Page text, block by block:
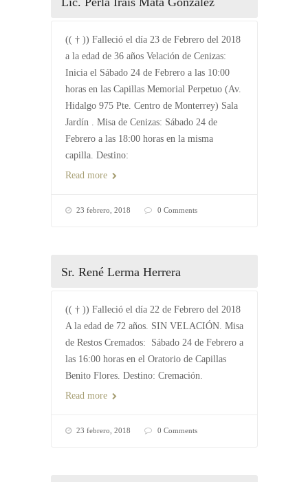
(( † )) Falleció el día 23 de Febrero del 2018
a la edad de 36 años Velación de Cenizas:
Inicia el Sábado 24 de Febrero a las 10:00
horas en las Capillas Memorial Perpetuo (Av.
Hidalgo 975 Pte. Centro de Monterrey) Sala
Jardín . Misa de Cenizas: Sábado 24 de
Febrero a las 18:00 horas en la misma
capilla. Destino:
Read more
23 febrero, 2018 0 Comments
Sr. René Lerma Herrera
(( † )) Falleció el día 22 de Febrero del 2018
A la edad de 72 años. SIN VELACIÓN. Misa
de Restos Cremados: Sábado 24 de Febrero a
las 16:00 horas en el Oratorio de Capillas
Benito Flores. Destino: Cremación.
Read more
23 febrero, 2018 0 Comments